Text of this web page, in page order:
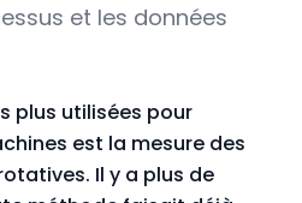
et les données
plus utilisées pour
est la mesure des
Il y a plus de